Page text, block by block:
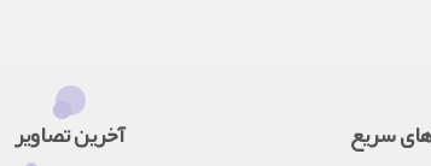
سریع آخرین تصاویر